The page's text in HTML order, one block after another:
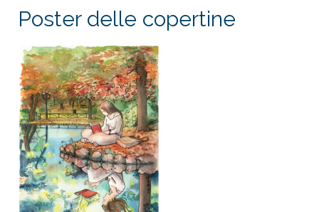
Poster delle copertine